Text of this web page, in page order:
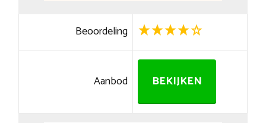
Beoordeling
Aanbod BEKIJKEN